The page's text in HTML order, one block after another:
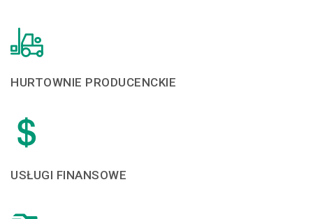
HURTOWNIE PRODUCENCKIE
USŁUGI FINANSOWE